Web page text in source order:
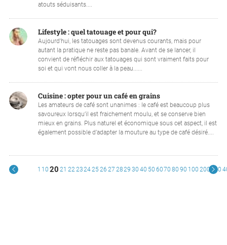
atouts séduisants....
Lifestyle : quel tatouage et pour qui?
Aujourd'hui, les tatouages sont devenus courants, mais pour
autant la pratique ne reste pas banale. Avant de se lancer, il
convient de réfléchir aux tatouages qui sont vraiment faits pour
soi et qui vont nous coller à la peau......
Cuisine : opter pour un café en grains
Les amateurs de café sont unanimes : le café est beaucoup plus
savoureux lorsqu’il est fraichement moulu, et se conserve bien
mieux en grains. Plus naturel et économique sous cet aspect, il est
également possible d’adapter la mouture au type de café désiré....
1 10 20 21 22 232425 26 27 2829 30 40 50 6070 80 90 100 200 300